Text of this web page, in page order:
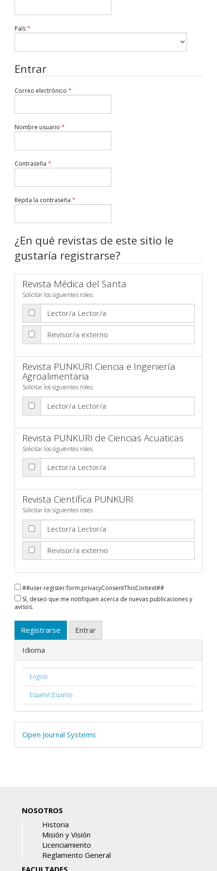
País*
Entrar
Correo electrónico *
Nombre usuario *
Contraseña *
Repita la contraseña *
¿En qué revistas de este sitio le
gustaría registrarse?
Revista Médica del Santa
Solicitar los siguientes roles.
Lector/a Lector/a
Revisor/a externo
Revista PUNKURI Ciencia e Ingeniería
Agroalimentaria
Solicitar los siguientes roles.
Lector/a Lector/a
Revista PUNKURI de Ciencias Acuaticas
Solicitar los siguientes roles.
Lector/a Lector/a
Revista Científica PUNKURI
Solicitar los siguientes roles.
Lector/a Lector/a
Revisor/a externo
##user.register.form.privacyConsentThisContext##
avisos.
Registrarse Entrar
Idioma
English
Español (España)
Open Journal Systems
NOSOTROS
Historia
Misión y Visión
Licenciamiento
Reglamento General